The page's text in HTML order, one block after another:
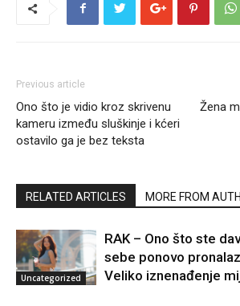
Previous article
Ono što je vidio kroz skrivenu
kameru između sluškinje i kćeri
ostavilo ga je bez teksta
Žena
RELATED ARTICLES MORE FROM
Uncategorized
RAK – Ono što ste
sebe ponovo
Veliko iznenađenje